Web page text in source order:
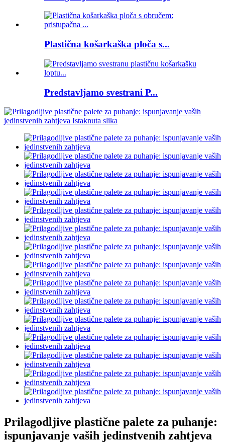
Plastična košarkaška ploča s...
Predstavljamo svestrani P...
Prilagodljive plastične palete za puhanje:
ispunjavanje vaših jedinstvenih zahtjeva